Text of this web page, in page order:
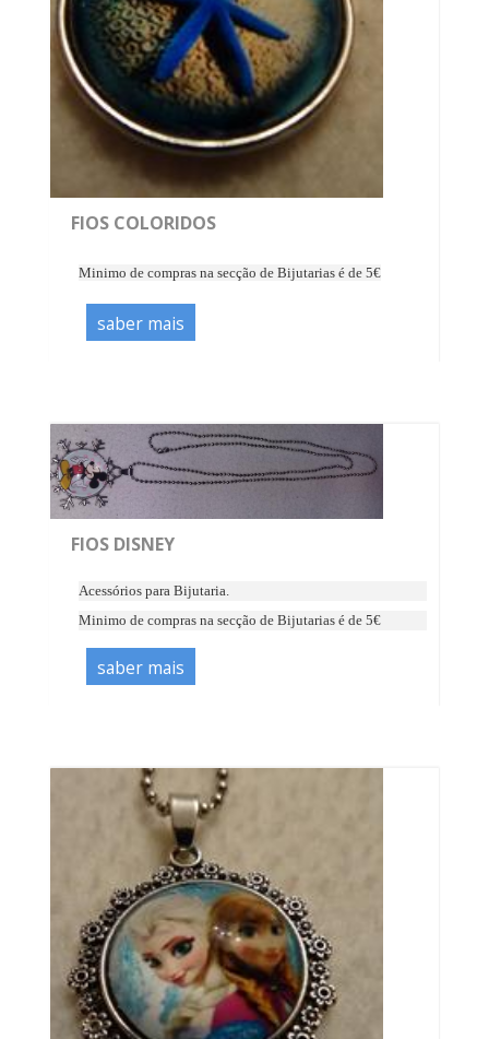
FIOS COLORIDOS
Minimo de compras na secção de Bijutarias é de 5€
saber mais
FIOS DISNEY
Acessórios para Bijutaria.
Minimo de compras na secção de Bijutarias é de 5€
saber mais